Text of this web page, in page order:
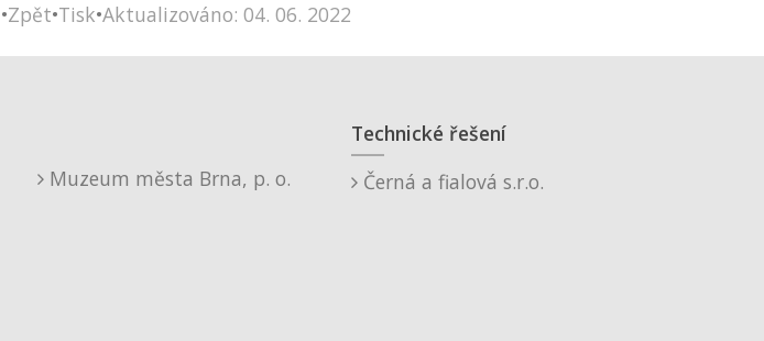
•Zpět•Tisk•Aktualizováno: 04. 06. 2022
Muzeum města Brna, p. o.
Technické řešení
Černá a fialová s.r.o.